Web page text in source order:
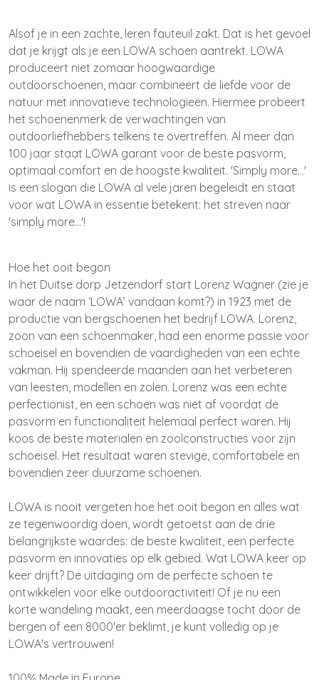
Alsof je in een zachte, leren fauteuil zakt. Dat is het gevoel
dat je krijgt als je een LOWA schoen aantrekt. LOWA
produceert niet zomaar hoogwaardige
outdoorschoenen, maar combineert de liefde voor de
natuur met innovatieve technologieën. Hiermee probeert
het schoenenmerk de verwachtingen van
outdoorliefhebbers telkens te overtreffen. Al meer dan
100 jaar staat LOWA garant voor de beste pasvorm,
optimaal comfort en de hoogste kwaliteit. 'Simply more…'
is een slogan die LOWA al vele jaren begeleidt en staat
voor wat LOWA in essentie betekent: het streven naar
'simply more…'!
Hoe het ooit begon
In het Duitse dorp Jetzendorf start Lorenz Wagner (zie je
waar de naam ‘LOWA’ vandaan komt?) in 1923 met de
productie van bergschoenen het bedrijf LOWA. Lorenz,
zoon van een schoenmaker, had een enorme passie voor
schoeisel en bovendien de vaardigheden van een echte
vakman. Hij spendeerde maanden aan het verbeteren
van leesten, modellen en zolen. Lorenz was een echte
perfectionist, en een schoen was niet af voordat de
pasvorm en functionaliteit helemaal perfect waren. Hij
koos de beste materialen en zoolconstructies voor zijn
schoeisel. Het resultaat waren stevige, comfortabele en
bovendien zeer duurzame schoenen.
LOWA is nooit vergeten hoe het ooit begon en alles wat
ze tegenwoordig doen, wordt getoetst aan de drie
belangrijkste waardes: de beste kwaliteit, een perfecte
pasvorm en innovaties op elk gebied. Wat LOWA keer op
keer drijft? De uitdaging om de perfecte schoen te
ontwikkelen voor elke outdooractiviteit! Of je nu een
korte wandeling maakt, een meerdaagse tocht door de
bergen of een 8000'er beklimt, je kunt volledig op je
LOWA's vertrouwen!